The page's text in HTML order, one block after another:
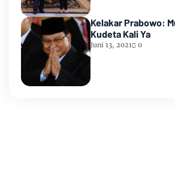
Kelakar Prabowo:
Kudeta Kali Ya
Juni 13, 2021 0